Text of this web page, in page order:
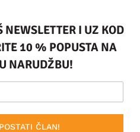
I UZ KOD
10 % POPUSTA NA
NARUDŽBU!
ČLAN!